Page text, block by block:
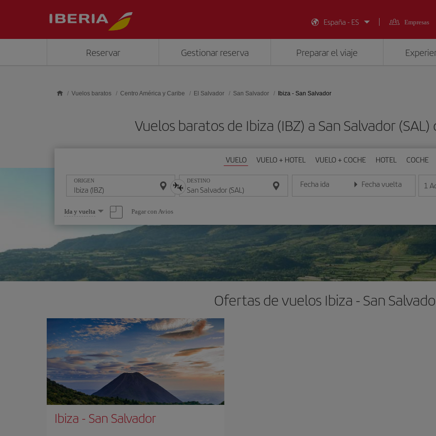
España - ES
Empresas
Reservar Gestionar reserva Preparar el viaje
Vuelos baratos Centro América y Caribe El Salvador San Salvador Ibiza - San Salvador
Vuelos baratos de Ibiza (IBZ) a San Salvador
VUELO VUELO + HOTEL VUELO + COCHE HOTEL COCHE
ORIGEN DESTINO Fecha ida
Introduce la fecha en formato día/mes/año
Fecha vuelta
Introduce la fecha en 1
Seleccione
una
opción
Ida y vuelta Pagar con Avios
Ofertas de vuelos Ibiza - San
Ibiza - San Salvador